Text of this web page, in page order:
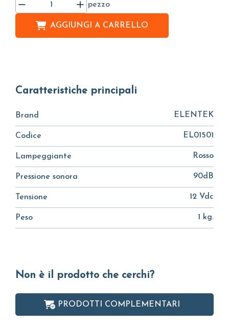
pezzo
AGGIUNGI A CARRELLO
Caratteristiche principali
Brand ELENTEK
Codice EL01501
Lampeggiante Rosso
Pressione sonora 90dB
Tensione 12 Vdc
Peso 1 kg.
Non è il prodotto che cerchi?
PRODOTTI COMPLEMENTARI